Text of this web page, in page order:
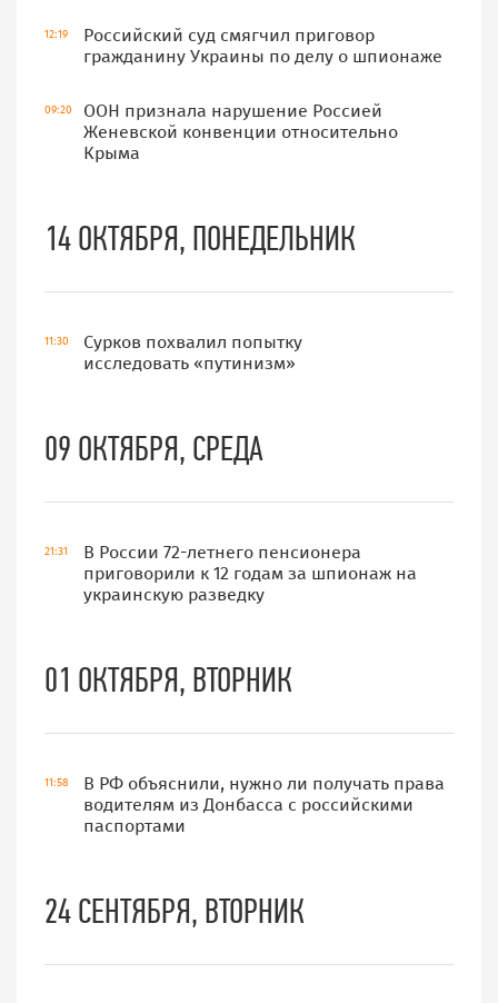
12:19
Российский суд смягчил приговор
гражданину Украины по делу о шпионаже
09:20
ООН признала нарушение Россией
Женевской конвенции относительно
Крыма
14 ОКТЯБРЯ, ПОНЕДЕЛЬНИК
11:30
Сурков похвалил попытку
исследовать «путинизм»
09 ОКТЯБРЯ, СРЕДА
21:31
В России 72-летнего пенсионера
приговорили к 12 годам за шпионаж на
украинскую разведку
01 ОКТЯБРЯ, ВТОРНИК
11:58
В РФ объяснили, нужно ли получать права
водителям из Донбасса с российскими
паспортами
24 СЕНТЯБРЯ, ВТОРНИК